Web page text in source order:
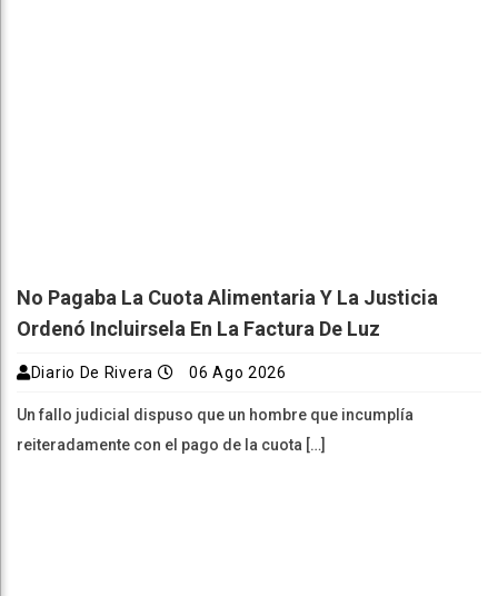
No Pagaba La Cuota Alimentaria Y La Justicia
Ordenó Incluirsela En La Factura De Luz
Diario De Rivera 06 Ago 2026
Un fallo judicial dispuso que un hombre que incumplía
reiteradamente con el pago de la cuota […]